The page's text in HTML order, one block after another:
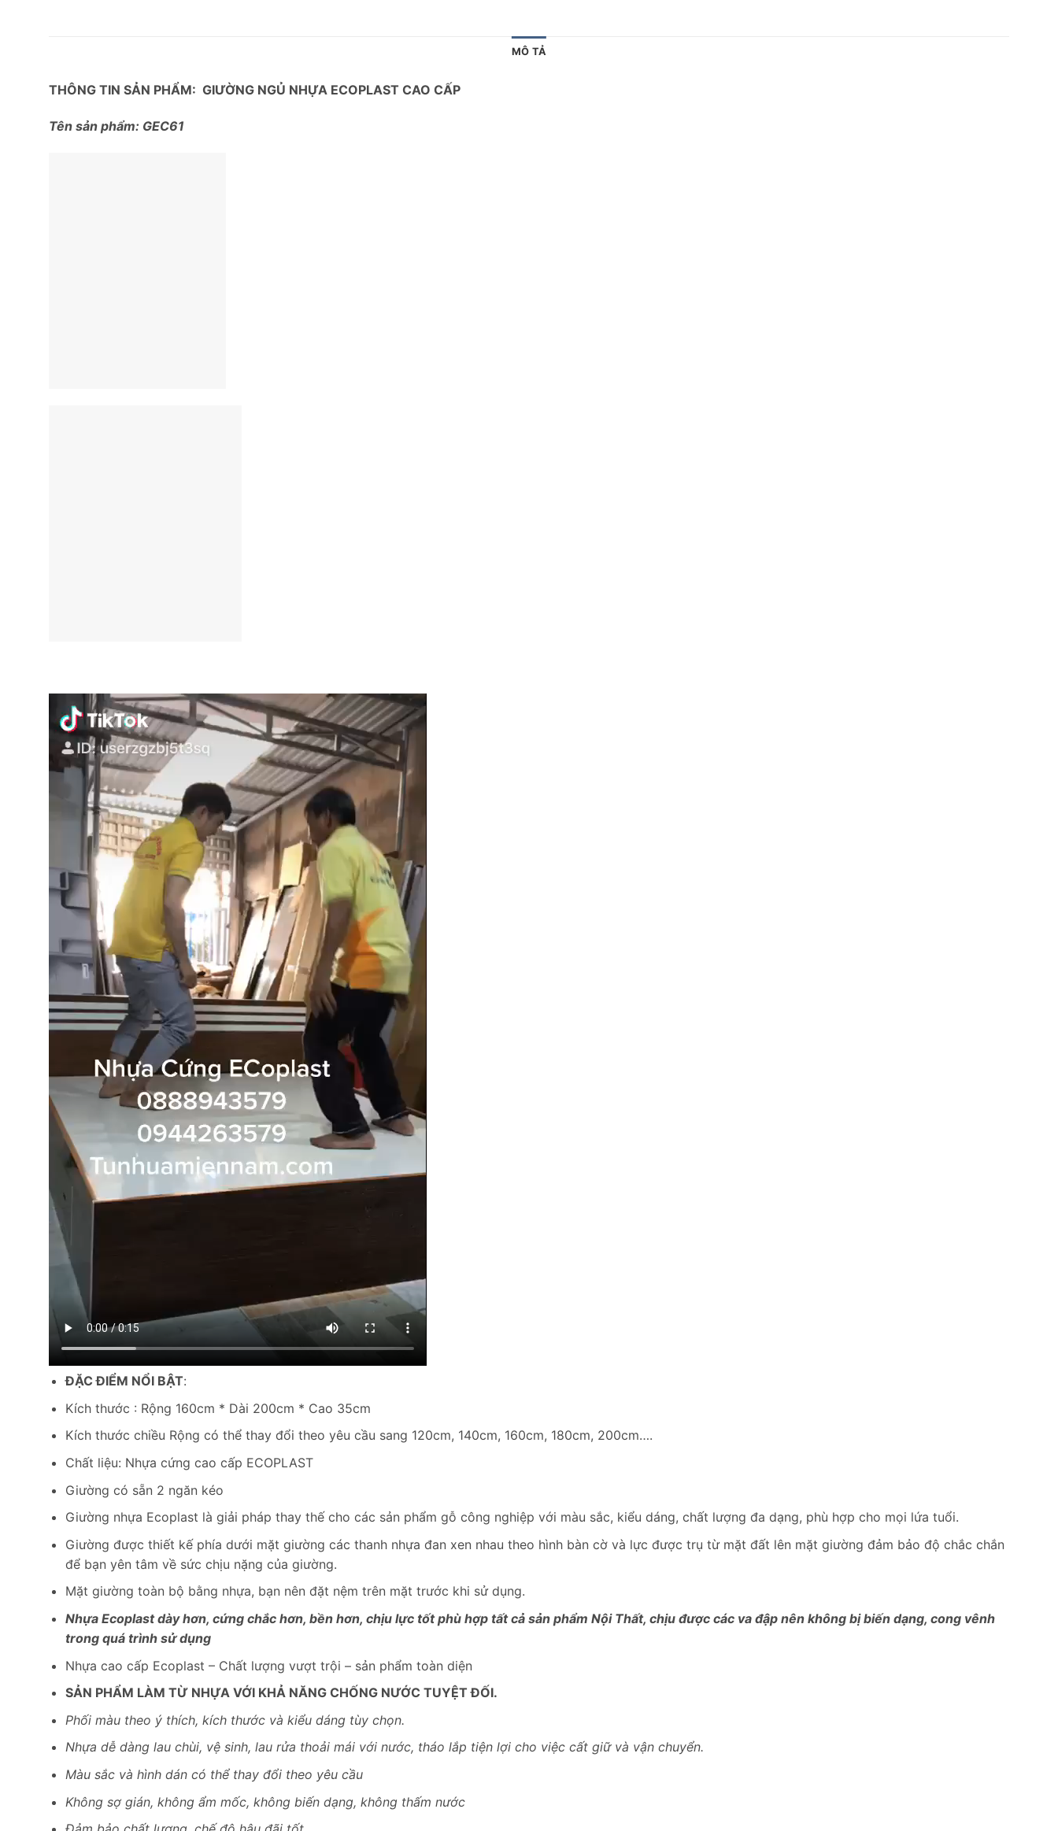
MÔ TẢ
THÔNG TIN SẢN PHẨM: GIƯỜNG NGỦ NHỰA ECOPLAST CAO CẤP
Tên sản phẩm: GEC61
ĐẶC ĐIỂM NỔI BẬT:
Kích thước : Rộng 160cm * Dài 200cm * Cao 35cm
Kích thước chiều Rộng có thể thay đổi theo yêu cầu sang 120cm, 140cm, 160cm, 180cm, 200cm….
Chất liệu: Nhựa cứng cao cấp ECOPLAST
Giường có sẵn 2 ngăn kéo
Giường nhựa Ecoplast là giải pháp thay thế cho các sản phẩm gỗ công nghiệp với màu sắc, kiểu dáng, chất lượng đa dạng, phù hợp cho mọi lứa tuổi.
Giường được thiết kế phía dưới mặt giường các thanh nhựa đan xen nhau theo hình bàn cờ và lực được trụ từ mặt đất lên mặt giường đảm bảo độ chắc chắn
để bạn yên tâm về sức chịu nặng của giường.
Mặt giường toàn bộ bằng nhựa, bạn nên đặt nệm trên mặt trước khi sử dụng.
Nhựa Ecoplast dày hơn, cứng chắc hơn, bền hơn, chịu lực tốt phù hợp tất cả sản phẩm Nội Thất, chịu được các va đập nên không bị biến dạng, cong vênh
trong quá trình sử dụng
Nhựa cao cấp Ecoplast – Chất lượng vượt trội – sản phẩm toàn diện
SẢN PHẨM LÀM TỪ NHỰA VỚI KHẢ NĂNG CHỐNG NƯỚC TUYỆT ĐỐI.
Phối màu theo ý thích, kích thước và kiểu dáng tùy chọn.
Nhựa dễ dàng lau chùi, vệ sinh, lau rửa thoải mái với nước, tháo lắp tiện lợi cho việc cất giữ và vận chuyển.
Màu sắc và hình dán có thể thay đổi theo yêu cầu
Không sợ gián, không ẩm mốc, không biến dạng, không thấm nước